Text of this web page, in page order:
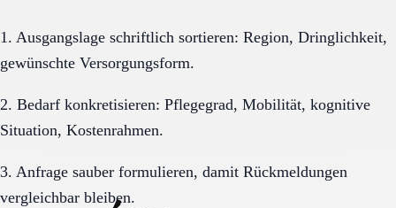
1. Ausgangslage schriftlich sortieren: Region, Dringlichkeit,
gewünschte Versorgungsform.
2. Bedarf konkretisieren: Pflegegrad, Mobilität, kognitive
Situation, Kostenrahmen.
3. Anfrage sauber formulieren, damit Rückmeldungen
vergleichbar bleiben.